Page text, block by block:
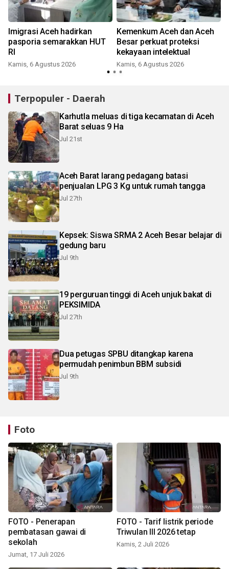
Imigrasi Aceh hadirkan
pasporia semarakkan HUT
RI
Kamis, 6 Agustus 2026
Kemenkum Aceh dan Aceh
Besar perkuat proteksi
kekayaan intelektual
Kamis, 6 Agustus 2026
Terpopuler - Daerah
Karhutla meluas di tiga kecamatan di Aceh
Barat seluas 9 Ha
Jul 21st
Aceh Barat larang pedagang batasi
penjualan LPG 3 Kg untuk rumah tangga
Jul 27th
Kepsek: Siswa SRMA 2 Aceh Besar belajar di
gedung baru
Jul 9th
19 perguruan tinggi di Aceh unjuk bakat di
PEKSIMIDA
Jul 27th
Dua petugas SPBU ditangkap karena
permudah penimbun BBM subsidi
Jul 9th
Foto
FOTO - Penerapan
pembatasan gawai di
sekolah
Jumat, 17 Juli 2026
FOTO - Tarif listrik periode
Triwulan III 2026 tetap
Kamis, 2 Juli 2026